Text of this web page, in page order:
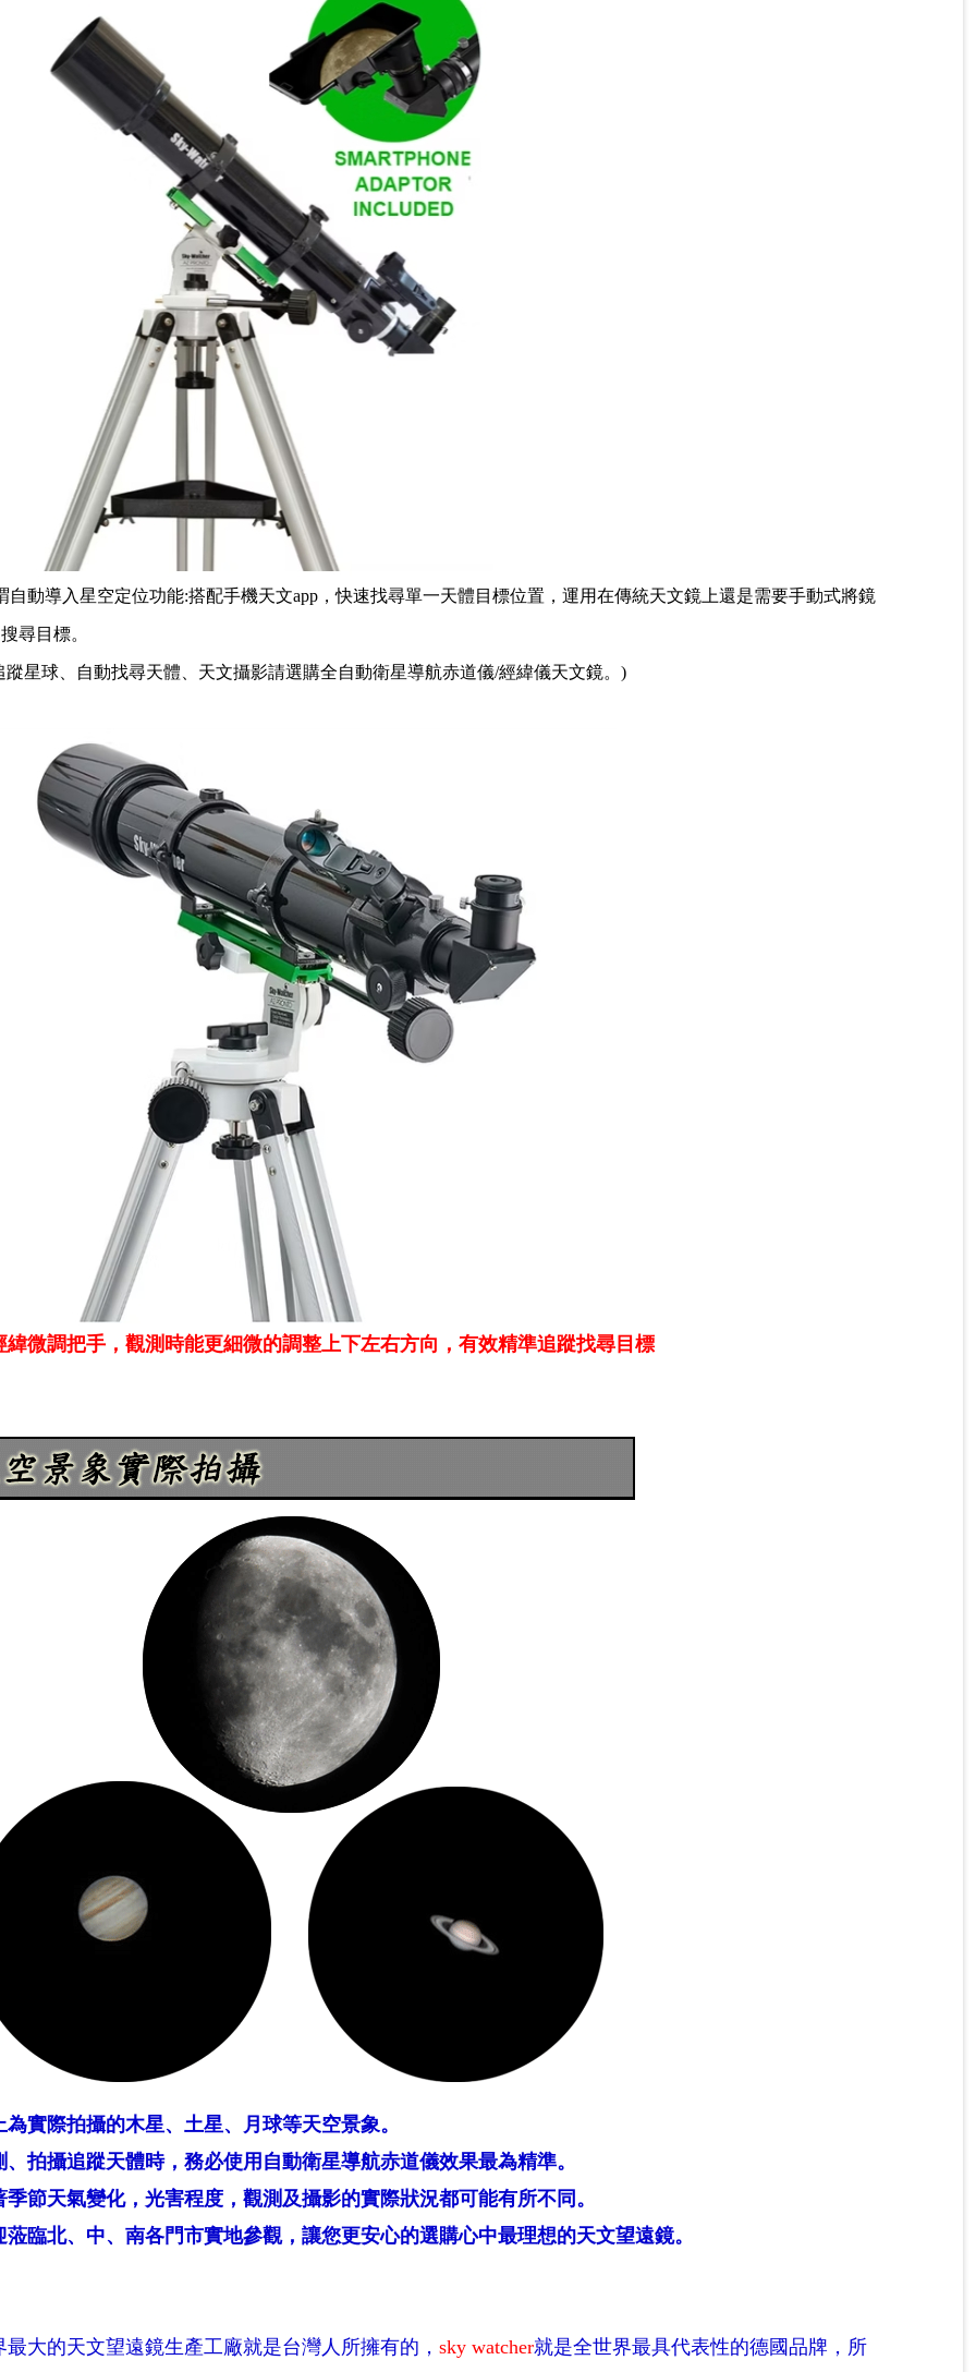
自動導入星空定位功能:搭配手機天文app，快速找尋單一天體目標位置，運用在傳統天文鏡上還是需要手動式將鏡
尋目標。
蹤星球、自動找尋天體、天文攝影請選購全自動衛星導航赤道儀/經緯儀天文鏡。)
緯微調把手，觀測時能更細微的調整上下左右方向，有效精準追蹤找尋目標
為實際拍攝的木星、土星、月球等天空景象。
、拍攝追蹤天體時，務必使用自動衛星導航赤道儀效果最為精準。
季節天氣變化，光害程度，觀測及攝影的實際狀況都可能有所不同。
蒞臨北、中、南各門市實地參觀，讓您更安心的選購心中最理想的天文望遠鏡。
最大的天文望遠鏡生產工廠就是台灣人所擁有的， sky watcher就是全世界最具代表性的德國品牌，所